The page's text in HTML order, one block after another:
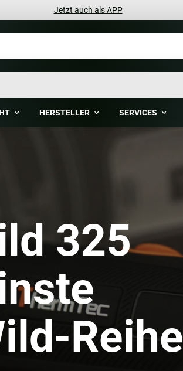
Jetzt auch als APP
HERSTELLER SERVICES
325
Reihe